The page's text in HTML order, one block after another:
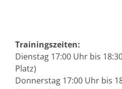
Trainingszeiten:
Dienstag 17:00 Uhr bis
Platz)
Donnerstag 17:00 Uhr bis